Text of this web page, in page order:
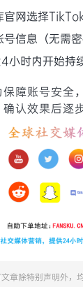
官网选择
信息（无需密
小时内开始持
保障账号安全
认效果后逐
章除特别声明外，